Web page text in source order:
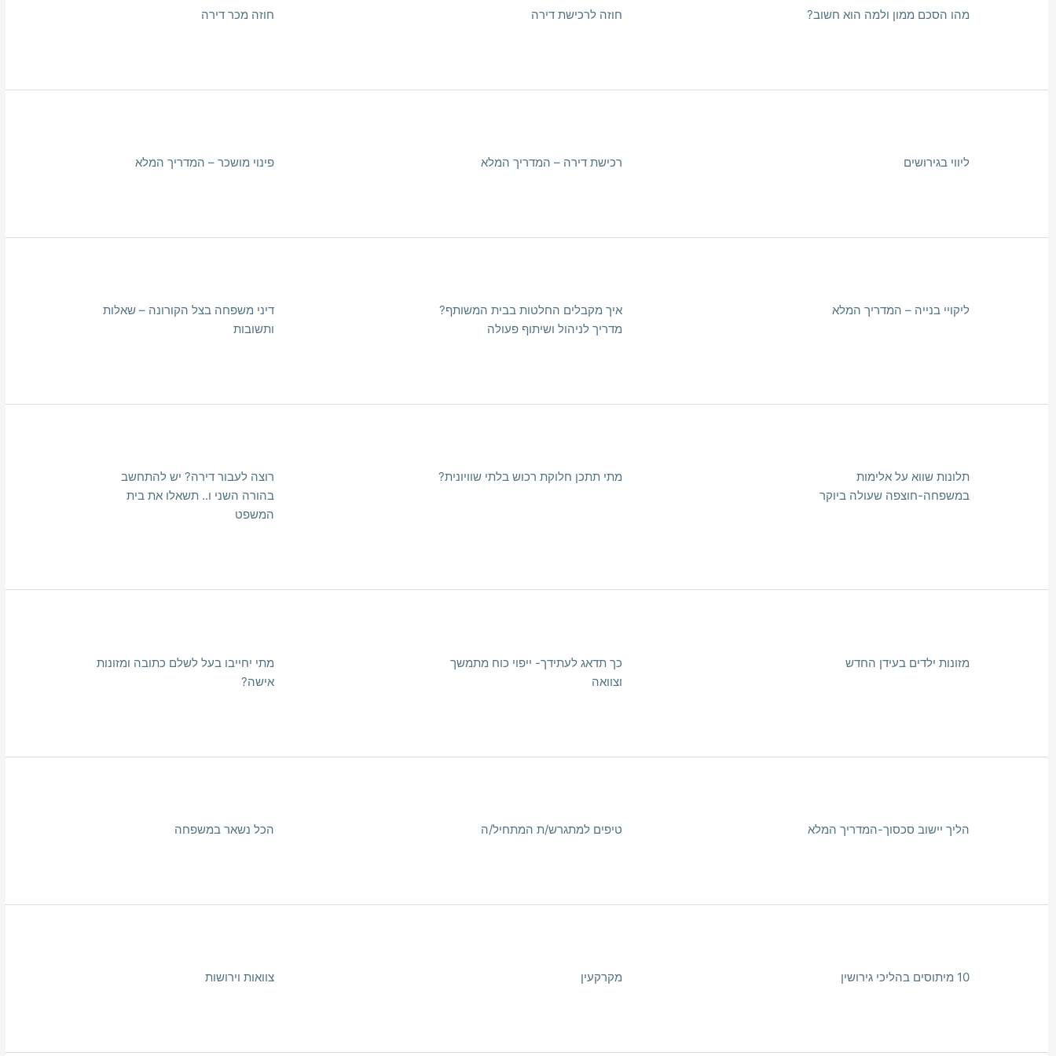
מהו הסכם ממון ולמה הוא חשוב? חוזה לרכישת דירה חוזה מכר דירה
ליווי בגירושים רכישת דירה – המדריך המלא פינוי מושכר – המדריך המלא
ליקויי בנייה – המדריך המלא
איך מקבלים החלטות בבית המשותף?
מדריך לניהול ושיתוף פעולה
דיני משפחה בצל הקורונה – שאלות
ותשובות
תלונות שווא על אלימות
במשפחה-חוצפה שעולה ביוקר
מתי תתכן חלוקת רכוש בלתי שוויונית?
רוצה לעבור דירה? יש להתחשב
בהורה השני ו.. תשאלו את בית
המשפט
מזונות ילדים בעידן החדש
כך תדאג לעתידך- ייפוי כוח מתמשך
וצוואה
מתי יחייבו בעל לשלם כתובה ומזונות
אישה?
הליך יישוב סכסוך-המדריך המלא טיפים למתגרש/ת המתחיל/ה הכל נשאר במשפחה
10 מיתוסים בהליכי גירושין מקרקעין צוואות וירושות